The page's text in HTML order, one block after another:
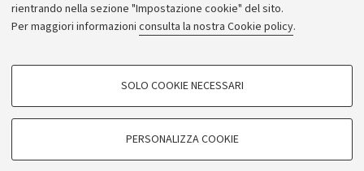
rientrando nella sezione "Impostazione cookie" del sito.
Per maggiori informazioni consulta la nostra Cookie policy.
COOKIE DI PROFILAZIONE - FACOLTATIVI
SOLO COOKIE NECESSARI
PERSONALIZZA COOKIE
Rassegna stampa
© Copyright 2026 - ALMA MATER STUDIORUM - Università di
Bologna - Via Zamboni, 33 - 40126 Bologna - PI: 01131710376 -